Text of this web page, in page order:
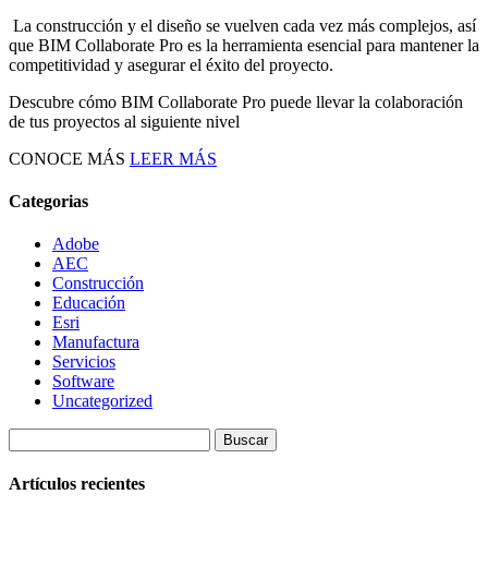
La construcción y el diseño se vuelven cada vez más complejos, así
que BIM Collaborate Pro es la herramienta esencial para mantener la
competitividad y asegurar el éxito del proyecto.
Descubre cómo BIM Collaborate Pro puede llevar la colaboración
de tus proyectos al siguiente nivel
CONOCE MÁS LEER MÁS
Categorias
Adobe
AEC
Construcción
Educación
Esri
Manufactura
Servicios
Software
Uncategorized
Artículos recientes